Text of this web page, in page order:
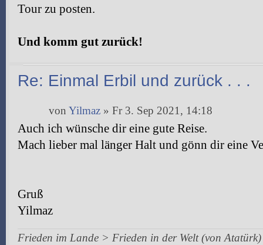
Tour zu posten.
Und komm gut zurück!
Re: Einmal Erbil und zurück . . .
von Yilmaz » Fr 3. Sep 2021, 14:18
Auch ich wünsche dir eine gute Reise.
Mach lieber mal länger Halt und gönn dir eine
Gruß
Yilmaz
Frieden im Lande > Frieden in der Welt (von Atatürk)